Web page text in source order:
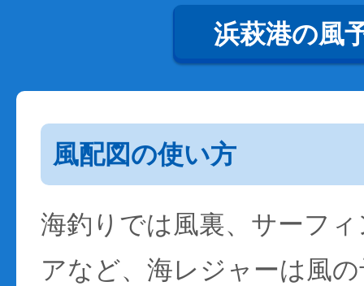
浜萩港の風
風配図の使い方
海釣りでは風裏、サーフ
アなど、海レジャーは風